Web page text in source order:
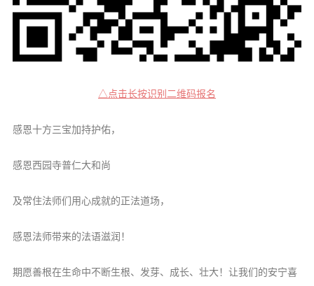
△点击长按识别二维码报名
感恩十方三宝加持护佑，
感恩西园寺普仁大和尚
及常住法师们用心成就的正法道场，
感恩法师带来的法语滋润！
期愿善根在生命中不断生根、发芽、成长、壮大！让我们的安宁喜